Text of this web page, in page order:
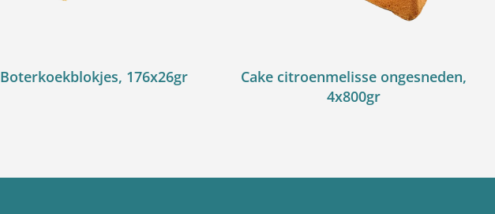
Boterkoekblokjes, 176x26gr
Cake citroenmelisse ongesneden,
4x800gr